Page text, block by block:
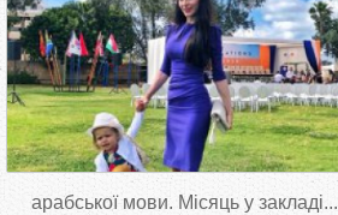
є
т
у
арабської мови. Місяць у закладі...